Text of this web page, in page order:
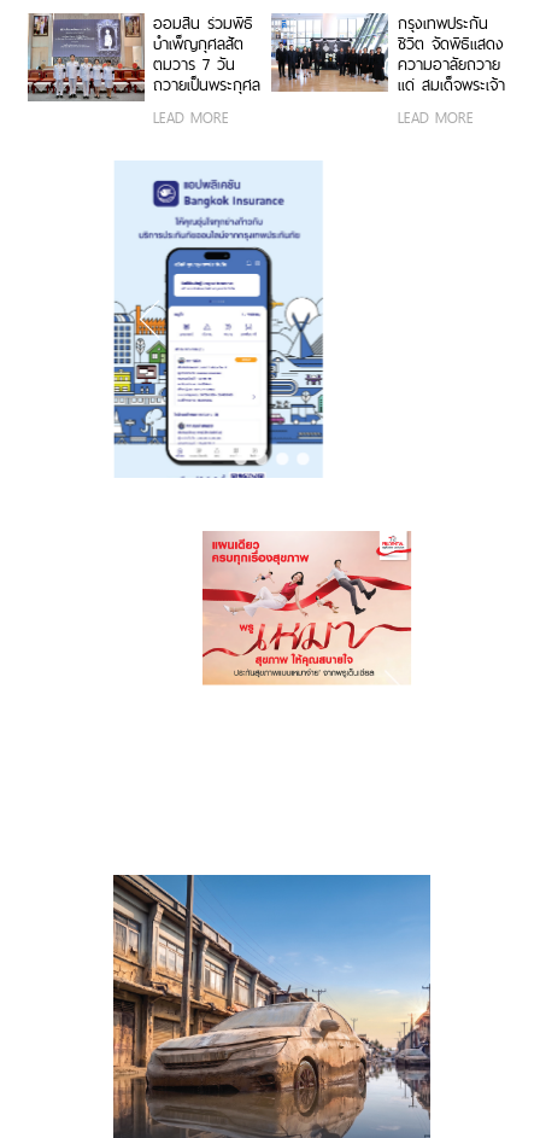
เทพยวดี กรม
หลวงราชสาริณี
สิริพัชร มหาวัชร
ราชธิดา
ออมสิน ร่วมพิธี
บำเพ็ญกุศลสัต
ตมวาร 7 วัน
ถวายเป็นพระกุศล
ลูกเธอ เจ้าฟ้าพัช
ราเทพยวดี กรม
หลวงราชสาริณี
สิริพัชร มหาวัชร
ราชธิดา
LEAD MORE
กรุงเทพประกัน
ชีวิต จัดพิธีแสดง
ความอาลัยถวาย
แด่ สมเด็จพระเจ้า
รกิติยาภา นเรนทิ
LEAD MORE